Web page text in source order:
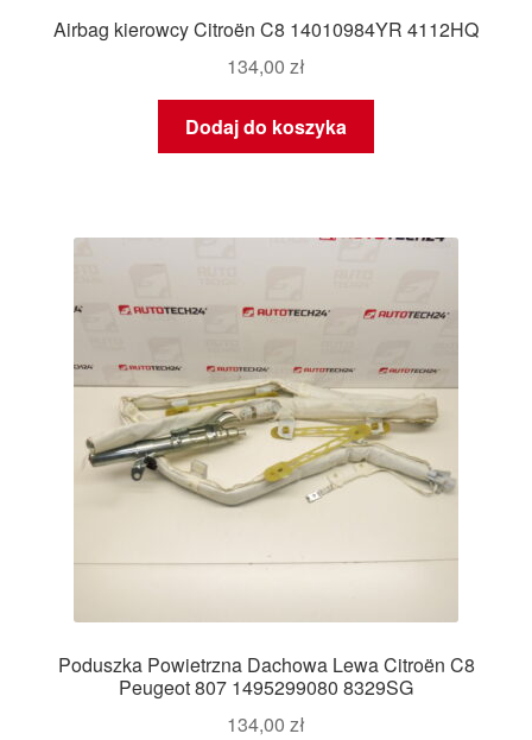
Airbag kierowcy Citroën C8 14010984YR 4112HQ
134,00 zł
Dodaj do koszyka
Poduszka Powietrzna Dachowa Lewa Citroën C8
Peugeot 807 1495299080 8329SG
134,00 zł